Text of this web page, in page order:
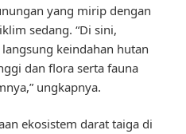
yang mirip dengan
sedang. “Di sini,
keindahan hutan
dan flora serta fauna
ungkapnya.
ekosistem darat taiga di